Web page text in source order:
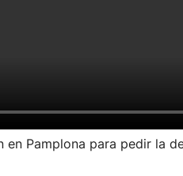
en Pamplona para pedir la